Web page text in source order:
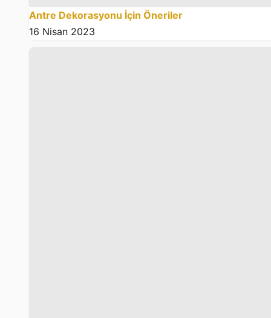
Antre Dekorasyonu İçin Öneriler
16 Nisan 2023